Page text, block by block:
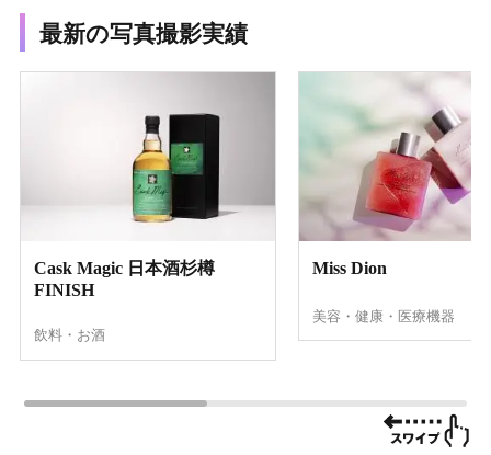
最新の写真撮影実績
Cask Magic 日本酒杉樽
FINISH
飲料・お酒
Miss Dion
美容・健康・医療機器